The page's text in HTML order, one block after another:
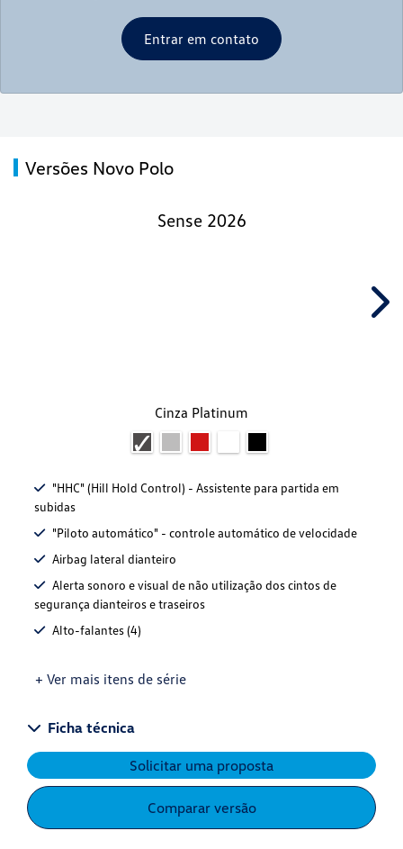
Entrar em contato
Versões Novo Polo
Sense 2026
Cinza Platinum
"HHC" (Hill Hold Control) - Assistente para partida em
subidas
"Piloto automático" - controle automático de velocidade
Airbag lateral dianteiro
Alerta sonoro e visual de não utilização dos cintos de
segurança dianteiros e traseiros
Alto-falantes (4)
+ Ver mais itens de série
Ficha técnica
Solicitar uma proposta
Comparar versão